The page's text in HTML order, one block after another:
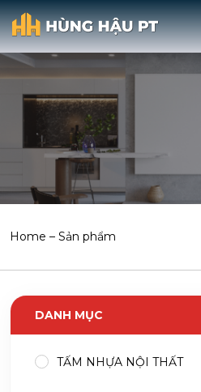
Home – Sản phẩm
DANH MỤC
TẤM NHỰA NỘI THẤT